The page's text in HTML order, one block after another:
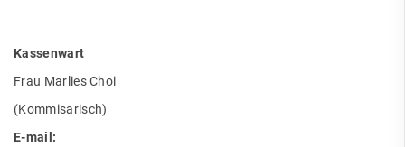
Kassenwart
Frau Marlies Choi
(Kommisarisch)
E-mail: